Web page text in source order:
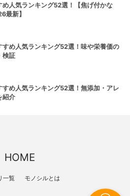
め人気ランキング52選！【焦げ付かな
最新】
すめ人気ランキング52選！味や栄養価の
検証
すめ人気ランキング52選！無添加・アレ
紹介
HOME
一覧 モノシルとは